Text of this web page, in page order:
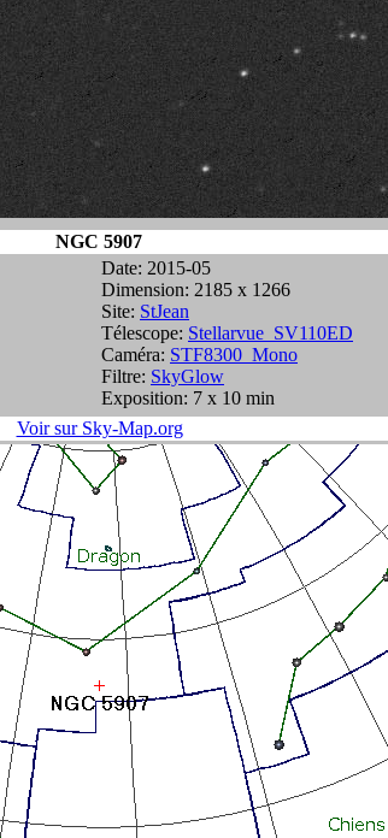
NGC 5907
Date: 2015-05
Dimension: 2185 x 1266
Site: StJean
Télescope: Stellarvue_SV110ED
Caméra: STF8300_Mono
Filtre: SkyGlow
Exposition: 7 x 10 min
Voir sur Sky-Map.org